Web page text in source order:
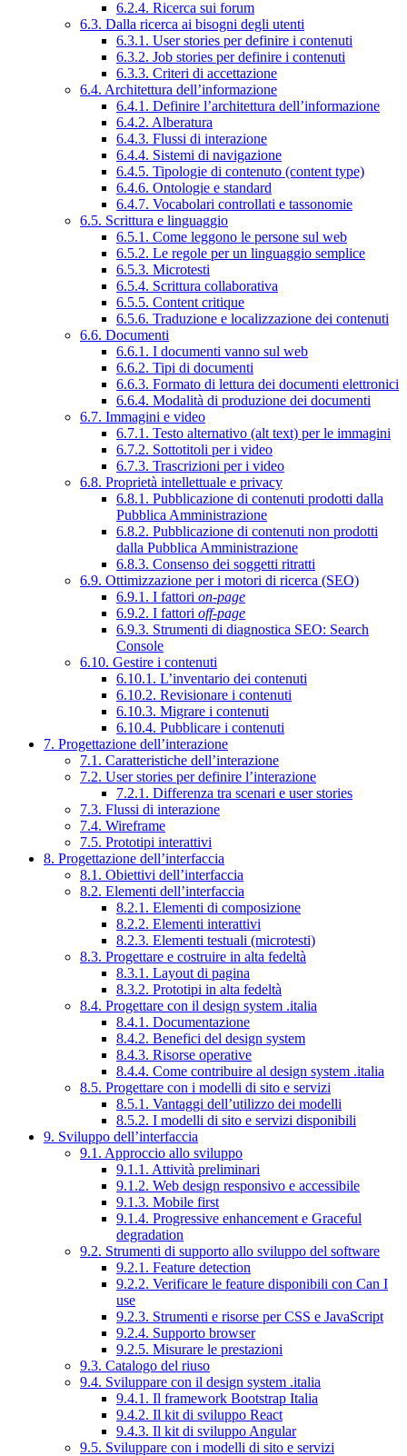
6.2.4. Ricerca sui forum
6.3. Dalla ricerca ai bisogni degli utenti
6.3.1. User stories per definire i contenuti
6.3.2. Job stories per definire i contenuti
6.3.3. Criteri di accettazione
6.4. Architettura dell’informazione
6.4.1. Definire l’architettura dell’informazione
6.4.2. Alberatura
6.4.3. Flussi di interazione
6.4.4. Sistemi di navigazione
6.4.5. Tipologie di contenuto (content type)
6.4.6. Ontologie e standard
6.4.7. Vocabolari controllati e tassonomie
6.5. Scrittura e linguaggio
6.5.1. Come leggono le persone sul web
6.5.2. Le regole per un linguaggio semplice
6.5.3. Microtesti
6.5.4. Scrittura collaborativa
6.5.5. Content critique
6.5.6. Traduzione e localizzazione dei contenuti
6.6. Documenti
6.6.1. I documenti vanno sul web
6.6.2. Tipi di documenti
6.6.3. Formato di lettura dei documenti elettronici
6.6.4. Modalità di produzione dei documenti
6.7. Immagini e video
6.7.1. Testo alternativo (alt text) per le immagini
6.7.2. Sottotitoli per i video
6.7.3. Trascrizioni per i video
6.8. Proprietà intellettuale e privacy
6.8.1. Pubblicazione di contenuti prodotti dalla
Pubblica Amministrazione
6.8.2. Pubblicazione di contenuti non prodotti
dalla Pubblica Amministrazione
6.8.3. Consenso dei soggetti ritratti
6.9. Ottimizzazione per i motori di ricerca (SEO)
6.9.1. I fattori on-page
6.9.2. I fattori off-page
6.9.3. Strumenti di diagnostica SEO: Search
Console
6.10. Gestire i contenuti
6.10.1. L’inventario dei contenuti
6.10.2. Revisionare i contenuti
6.10.3. Migrare i contenuti
6.10.4. Pubblicare i contenuti
7. Progettazione dell’interazione
7.1. Caratteristiche dell’interazione
7.2. User stories per definire l’interazione
7.2.1. Differenza tra scenari e user stories
7.3. Flussi di interazione
7.4. Wireframe
7.5. Prototipi interattivi
8. Progettazione dell’interfaccia
8.1. Obiettivi dell’interfaccia
8.2. Elementi dell’interfaccia
8.2.1. Elementi di composizione
8.2.2. Elementi interattivi
8.2.3. Elementi testuali (microtesti)
8.3. Progettare e costruire in alta fedeltà
8.3.1. Layout di pagina
8.3.2. Prototipi in alta fedeltà
8.4. Progettare con il design system .italia
8.4.1. Documentazione
8.4.2. Benefici del design system
8.4.3. Risorse operative
8.4.4. Come contribuire al design system .italia
8.5. Progettare con i modelli di sito e servizi
8.5.1. Vantaggi dell’utilizzo dei modelli
8.5.2. I modelli di sito e servizi disponibili
9. Sviluppo dell’interfaccia
9.1. Approccio allo sviluppo
9.1.1. Attività preliminari
9.1.2. Web design responsivo e accessibile
9.1.3. Mobile first
9.1.4. Progressive enhancement e Graceful
degradation
9.2. Strumenti di supporto allo sviluppo del software
9.2.1. Feature detection
9.2.2. Verificare le feature disponibili con Can I
use
9.2.3. Strumenti e risorse per CSS e JavaScript
9.2.4. Supporto browser
9.2.5. Misurare le prestazioni
9.3. Catalogo del riuso
9.4. Sviluppare con il design system .italia
9.4.1. Il framework Bootstrap Italia
9.4.2. Il kit di sviluppo React
9.4.3. Il kit di sviluppo Angular
9.5. Sviluppare con i modelli di sito e servizi